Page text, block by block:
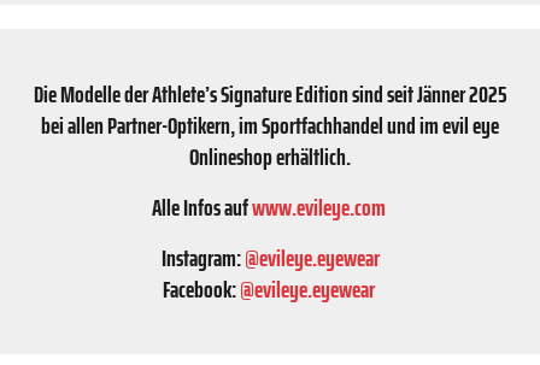
Die Modelle der Athlete’s Signature Edition sind seit Jänner 2025
bei allen Partner-Optikern, im Sportfachhandel und im evil eye
Onlineshop erhältlich.
Alle Infos aufwww.evileye.com
Instagram:@evileye.eyewear
Facebook:@evileye.eyewear